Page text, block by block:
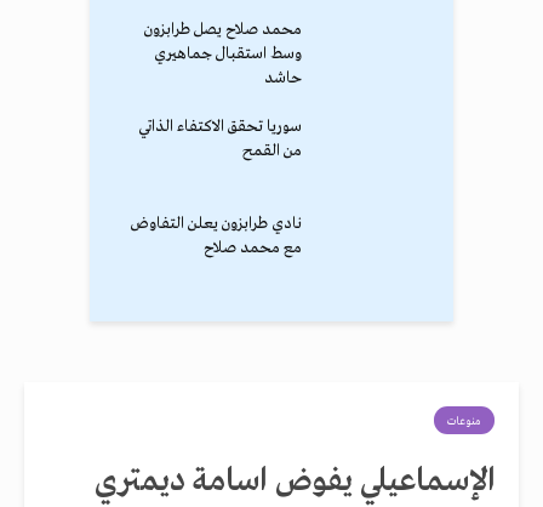
محمد صلاح يصل طرابزون
وسط استقبال جماهيري
حاشد
سوريا تحقق الاكتفاء الذاتي
من القمح
نادي طرابزون يعلن التفاوض
مع محمد صلاح
منوعات
الإسماعيلي يفوض اسامة ديمتري